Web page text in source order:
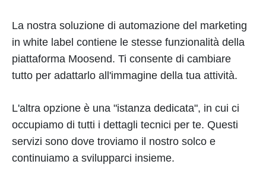
La nostra soluzione di automazione del marketing
in white label contiene le stesse funzionalità della
piattaforma Moosend. Ti consente di cambiare
tutto per adattarlo all'immagine della tua attività.
L'altra opzione è una "istanza dedicata", in cui ci
occupiamo di tutti i dettagli tecnici per te. Questi
servizi sono dove troviamo il nostro solco e
continuiamo a svilupparci insieme.